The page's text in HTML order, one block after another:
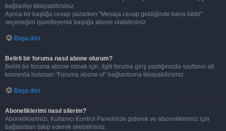
bağlantıyı tıklayabilirsiniz.
Ayrıca bir başlığa cevap yazarken “Mesaja cevap geldiğinde bana bildir”
seçeneğini işaretleyerek başlığa abone olabilirsiniz.
Başa dön
Belirli bir foruma nasıl abone olurum?
Belirli bir foruma abone olmak için, ilgili foruma giriş yaptığınızda sayfanın alt
kısmında bulunan “Foruma abone ol” bağlantısına tıklayabilirsiniz.
Başa dön
Aboneliklerimi nasıl silerim?
Aboneliklerinizi, Kullanıcı Kontrol Panelinize giderek ve abonelikleriniz için
bağlantıları takip ederek silebilirsiniz.